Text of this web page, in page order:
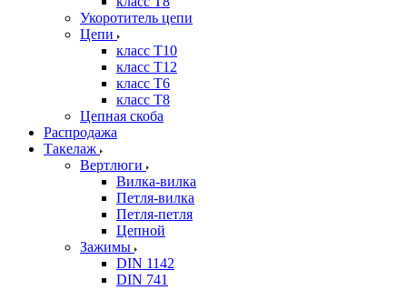
Укоротитель цепи
Цепи
класс Т10
класс Т12
класс Т6
класс Т8
Цепная скоба
Распродажа
Такелаж
Вертлюги
Вилка-вилка
Петля-вилка
Петля-петля
Цепной
Зажимы
DIN 1142
DIN 741